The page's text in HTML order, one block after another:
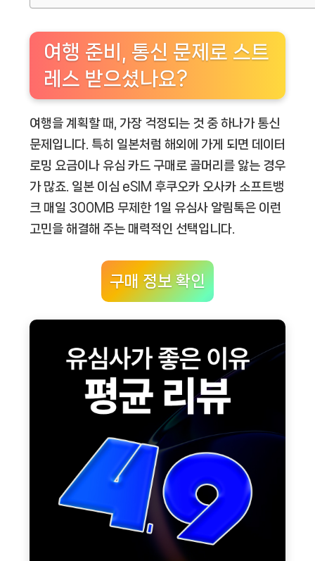
여행 준비, 통신 문제로 스트
레스 받으셨나요?
여행을 계획할 때, 가장 걱정되는 것 중 하나가 통신
문제입니다. 특히 일본처럼 해외에 가게 되면 데이터
로밍 요금이나 유심 카드 구매로 골머리를 앓는 경우
가 많죠. 일본 이심 eSIM 후쿠오카 오사카 소프트뱅
크 매일 300MB 무제한 1일 유심사 알림톡은 이런
고민을 해결해 주는 매력적인 선택입니다.
구매 정보 확인